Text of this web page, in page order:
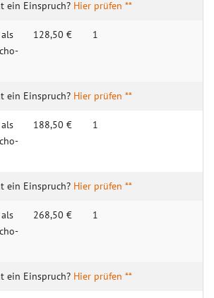
Hier prüfen **
128,50 € 1
Hier prüfen **
188,50 € 1
Hier prüfen **
268,50 € 1
Hier prüfen **